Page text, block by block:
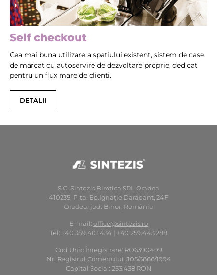
Self checkout
Cea mai buna utilizare a spatiului existent, sistem de case
de marcat cu autoservire de dezvoltare proprie, dedicat
pentru un flux mare de clienti.
DETALII
S.C. Sintezis Birotica SRL Oradea
410235, P-ta. Ep.Ignaţie Darabant, 24F
Oradea, jud. Bihor, România
E-mail: office@sintezis.ro
Tel: +40 359.401.434 | +40 259.443.288
Cod Unic Înregistrare: RO6390409
Nr. Registrul Comerţului: J05/3866/1994
Capital Social: 253.438 RON